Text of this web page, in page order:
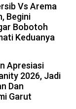
Vs Arema
Begini
Bobotoh
Keduanya
Apresiasi
2026, Jadi
Dan
Garut